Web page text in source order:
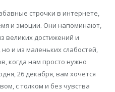
строчки в интернете,
и эмоции. Они напоминают,
великих достижений и
и из маленьких слабостей,
когда нам просто нужно
26 декабря, вам хочется
с толком и без чувства